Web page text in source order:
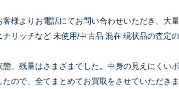
客様よりお電話にてお問い合わせいただき、大
ナリッチなど 未使用/中古品 混在 現状品の査定
態、残量はさまざまでした。中身の見えにくい
たので、全てまとめてお買取をさせていただきま